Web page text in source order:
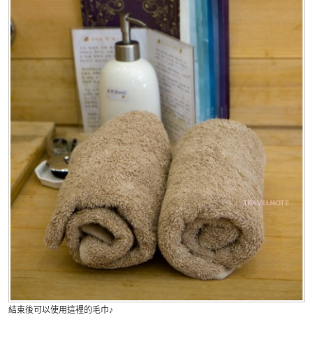
結束後可以使用這裡的毛巾♪